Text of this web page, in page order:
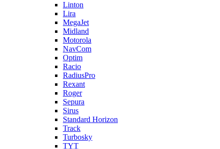
Linton
Lira
MegaJet
Midland
Motorola
NavCom
Optim
Racio
RadiusPro
Rexant
Roger
Sepura
Sirus
Standard Horizon
Track
Turbosky
TYT